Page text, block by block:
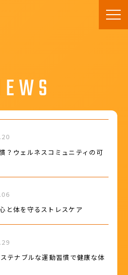
？ウェルネスコミュニティの可
と体を守るストレスケア
テナブルな運動習慣で健康な体